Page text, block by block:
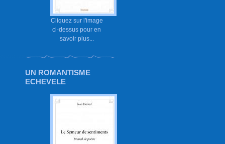
Cliquez sur l'image
ci-dessus pour en
savoir plus...
UN ROMANTISME
ECHEVELE